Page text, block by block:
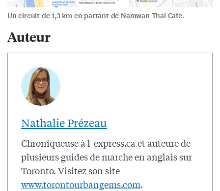
Un circuit de 1,3 km en partant de Namwan Thai Cafe.
Auteur
Nathalie Prézeau
Chroniqueuse à l-express.ca et auteure de
plusieurs guides de marche en anglais sur
Toronto. Visitez son site
www.torontourbangems.com.